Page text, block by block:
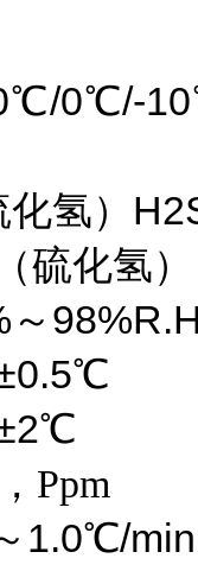
0℃/-
化氢）
硫化氢）
Ppm
1.0℃/min